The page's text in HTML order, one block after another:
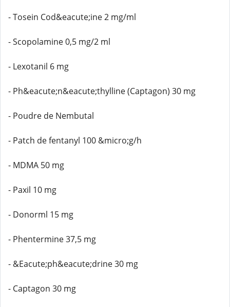
- Tosein Cod&eacute;ine 2 mg/ml
- Scopolamine 0,5 mg/2 ml
- Lexotanil 6 mg
- Ph&eacute;n&eacute;thylline (Captagon) 30 mg
- Poudre de Nembutal
- Patch de fentanyl 100 &micro;g/h
- MDMA 50 mg
- Paxil 10 mg
- Donorml 15 mg
- Phentermine 37,5 mg
- &Eacute;ph&eacute;drine 30 mg
- Captagon 30 mg